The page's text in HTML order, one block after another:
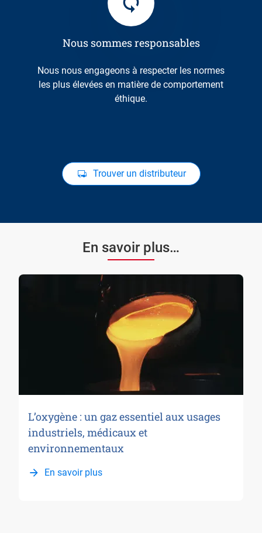
Nous sommes responsables
Nous nous engageons à respecter les normes
les plus élevées en matière de comportement
éthique.
Trouver un distributeur
En savoir plus…
L’oxygène : un gaz essentiel aux usages
industriels, médicaux et
environnementaux
En savoir plus